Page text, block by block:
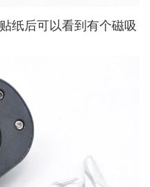
纸后可以看到有个磁吸